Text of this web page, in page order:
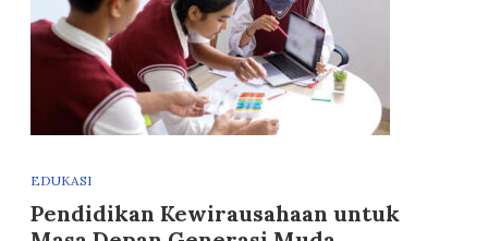
EDUKASI
Pendidikan Kewirausahaan untuk